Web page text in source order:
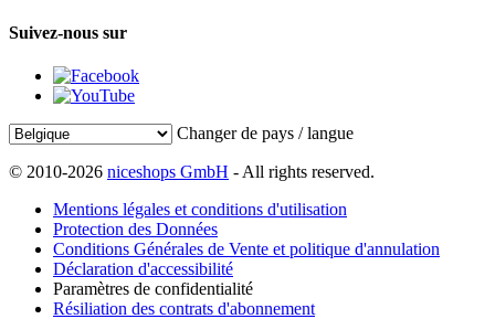
Suivez-nous sur
Changer de pays / langue
© 2010-2026 niceshops GmbH - All rights reserved.
Mentions légales et conditions d'utilisation
Protection des Données
Conditions Générales de Vente et politique d'annulation
Déclaration d'accessibilité
Paramètres de confidentialité
Résiliation des contrats d'abonnement